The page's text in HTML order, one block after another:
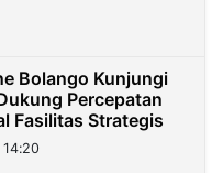
Bolango Kunjungi
Percepatan
Fasilitas Strategis